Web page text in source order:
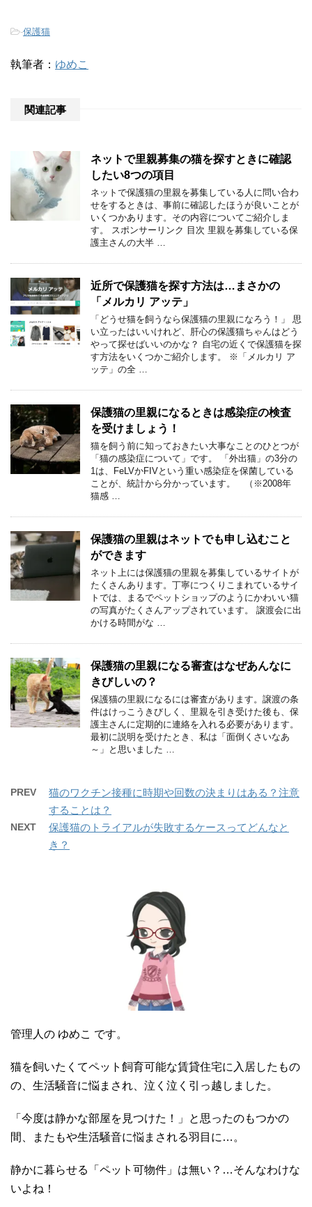
-保護猫
執筆者： ゆめこ
関連記事
ネットで里親募集の猫を探すときに確認
したい8つの項目
ネットで保護猫の里親を募集している人に問い合わ
せをするときは、事前に確認したほうが良いことが
いくつかあります。その内容についてご紹介しま
す。 スポンサーリンク 目次 里親を募集している保
護主さんの大半 …
近所で保護猫を探す方法は…まさかの
「メルカリ アッテ」
「どうせ猫を飼うなら保護猫の里親になろう！」 思
い立ったはいいけれど、肝心の保護猫ちゃんはどう
やって探せばいいのかな？ 自宅の近くで保護猫を探
す方法をいくつかご紹介します。 ※「メルカリ ア
ッテ」の全 …
保護猫の里親になるときは感染症の検査
を受けましょう！
猫を飼う前に知っておきたい大事なことのひとつが
「猫の感染症について」です。 「外出猫」の3分の
1は、FeLVかFIVという重い感染症を保菌している
ことが、統計から分かっています。 （※2008年
猫感 …
保護猫の里親はネットでも申し込むこと
ができます
ネット上には保護猫の里親を募集しているサイトが
たくさんあります。丁寧につくりこまれているサイ
トでは、まるでペットショップのようにかわいい猫
の写真がたくさんアップされています。 譲渡会に出
かける時間がな …
保護猫の里親になる審査はなぜあんなに
きびしいの？
保護猫の里親になるには審査があります。譲渡の条
件はけっこうきびしく、里親を引き受けた後も、保
護主さんに定期的に連絡を入れる必要があります。
最初に説明を受けたとき、私は「面倒くさいなあ
～」と思いました …
PREV
猫のワクチン接種に時期や回数の決まりはある？注意
することは？
NEXT
保護猫のトライアルが失敗するケースってどんなと
き？
管理人の ゆめこ です。
猫を飼いたくてペット飼育可能な賃貸住宅に入居したもの
の、生活騒音に悩まされ、泣く泣く引っ越しました。
「今度は静かな部屋を見つけた！」と思ったのもつかの
間、またもや生活騒音に悩まされる羽目に…。
静かに暮らせる「ペット可物件」は無い？…そんなわけな
いよね！